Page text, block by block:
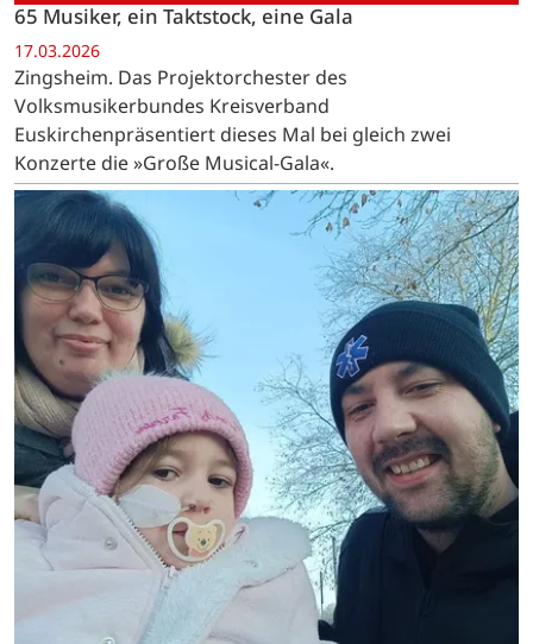
65 Musiker, ein Taktstock, eine Gala
17.03.2026
Zingsheim. Das Projektorchester des
Volksmusikerbundes Kreisverband
Euskirchenpräsentiert dieses Mal bei gleich zwei
Konzerte die »Große Musical-Gala«.